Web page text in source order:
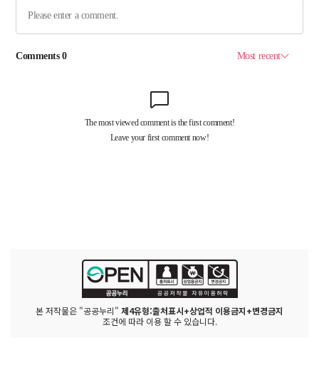
본 저작물은 "공공누리" 제4유형:출처표시+상업적 이용금지+변경금지
조건에 따라 이용 할 수 있습니다.